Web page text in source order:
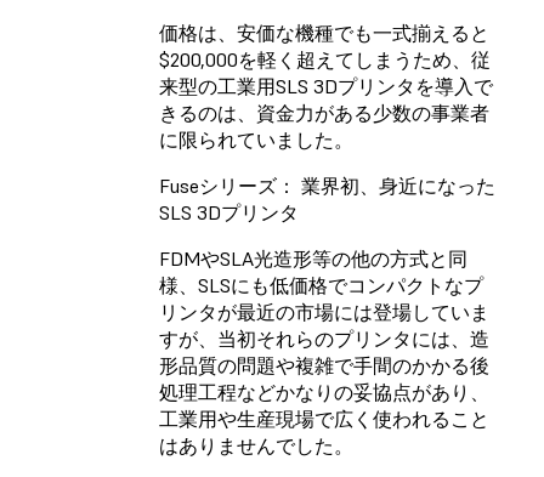
価格は、安価な機種でも一式揃えると
$200,000を軽く超えてしまうため、従
来型の工業用SLS 3Dプリンタを導入で
きるのは、資金力がある少数の事業者
に限られていました。
Fuseシリーズ： 業界初、身近になった
SLS 3Dプリンタ
FDMやSLA光造形等の他の方式と同
様、SLSにも低価格でコンパクトなプ
リンタが最近の市場には登場していま
すが、当初それらのプリンタには、造
形品質の問題や複雑で手間のかかる後
処理工程などかなりの妥協点があり、
工業用や生産現場で広く使われること
はありませんでした。